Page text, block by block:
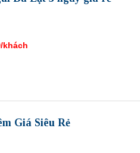
khách
Giá Siêu Rẻ